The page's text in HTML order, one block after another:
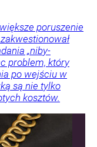
poruszenie
„niby-
problem, który
po wejściu w
są nie tylko
kosztów.